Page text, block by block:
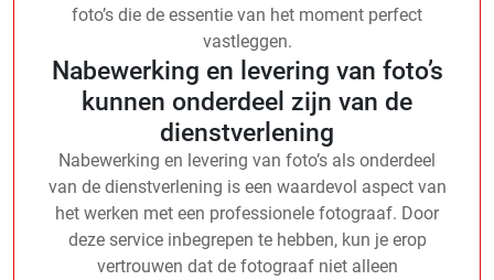
foto’s die de essentie van het moment perfect
vastleggen.
Nabewerking en levering van foto’s
kunnen onderdeel zijn van de
dienstverlening
Nabewerking en levering van foto’s als onderdeel
van de dienstverlening is een waardevol aspect van
het werken met een professionele fotograaf. Door
deze service inbegrepen te hebben, kun je erop
vertrouwen dat de fotograaf niet alleen